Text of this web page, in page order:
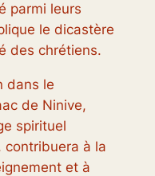
parmi leurs
le dicastère
des chrétiens.
dans le
de Ninive,
spirituel
contribuera à la
et à